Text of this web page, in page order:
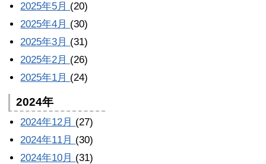
2025年5月 (20)
2025年4月 (30)
2025年3月 (31)
2025年2月 (26)
2025年1月 (24)
2024年
2024年12月 (27)
2024年11月 (30)
2024年10月 (31)